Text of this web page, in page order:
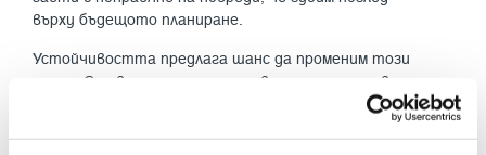
върху бъдещото планиране.
Устойчивостта предлага шанс да променим този
модел. Става дума за преминаване от реактивно